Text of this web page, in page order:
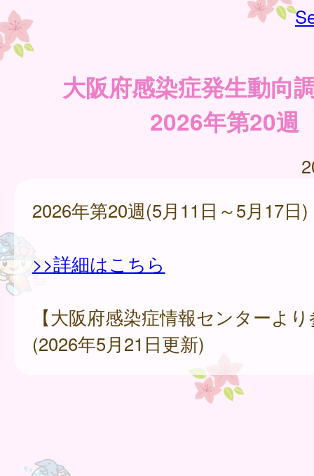
大阪府感染症発生動向
2026年第20週
2026年第20週(5月11日～5月17日)
>>詳細はこちら
【大阪府感染症情報センターよ
(2026年5月21日更新)